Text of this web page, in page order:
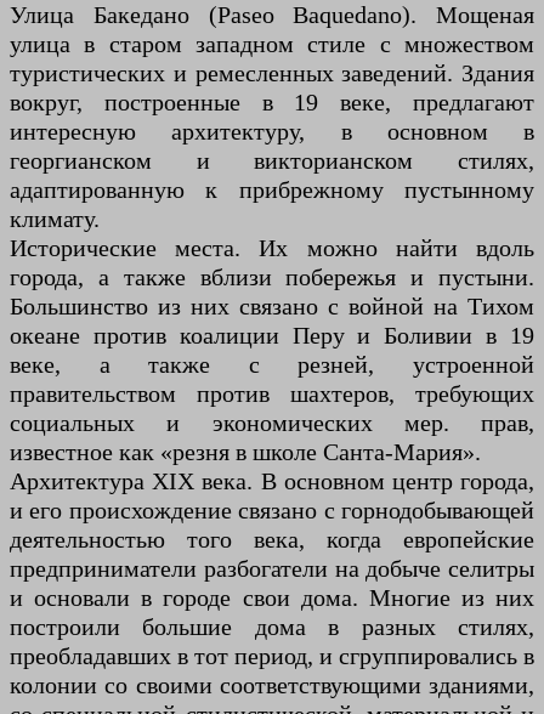
Улица Бакедано (Paseo Baquedano). Мощеная
улица в старом западном стиле с множеством
туристических и ремесленных заведений. Здания
вокруг, построенные в 19 веке, предлагают
интересную архитектуру, в основном в
георгианском и викторианском стилях,
адаптированную к прибрежному пустынному
климату.
Исторические места. Их можно найти вдоль
города, а также вблизи побережья и пустыни.
Большинство из них связано с войной на Тихом
океане против коалиции Перу и Боливии в 19
веке, а также с резней, устроенной
правительством против шахтеров, требующих
социальных и экономических мер. прав,
известное как «резня в школе Санта-Мария».
Архитектура XIX века. В основном центр города,
и его происхождение связано с горнодобывающей
деятельностью того века, когда европейские
предприниматели разбогатели на добыче селитры
и основали в городе свои дома. Многие из них
построили большие дома в разных стилях,
преобладавших в тот период, и сгруппировались в
колонии со своими соответствующими зданиями,